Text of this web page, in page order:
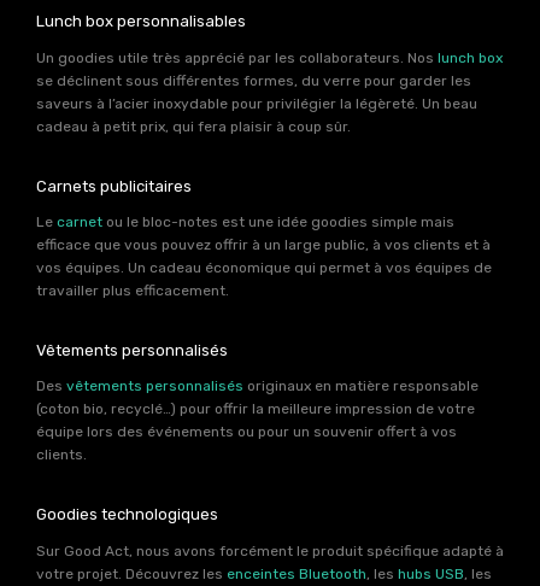
Lunch box personnalisables
Un goodies utile très apprécié par les collaborateurs. Nos lunch box
se déclinent sous différentes formes, du verre pour garder les
saveurs à l’acier inoxydable pour privilégier la légèreté. Un beau
cadeau à petit prix, qui fera plaisir à coup sûr.
Carnets publicitaires
Le carnet ou le bloc-notes est une idée goodies simple mais
efficace que vous pouvez offrir à un large public, à vos clients et à
vos équipes. Un cadeau économique qui permet à vos équipes de
travailler plus efficacement.
Vêtements personnalisés
Des vêtements personnalisés originaux en matière responsable
(coton bio, recyclé…) pour offrir la meilleure impression de votre
équipe lors des événements ou pour un souvenir offert à vos
clients.
Goodies technologiques
Sur Good Act, nous avons forcément le produit spécifique adapté à
votre projet. Découvrez les enceintes Bluetooth, les hubs USB, les